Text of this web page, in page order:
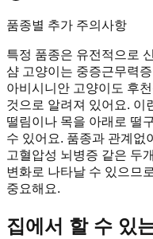
품종별 추가 주의사항
특정 품종은 유전적으로
샴 고양이는 중증근무력
아비시니안 고양이도 후
것으로 알려져 있어요. 이
떨림이나 목을 아래로 떨
수 있어요. 품종과 관계없
고혈압성 뇌병증 같은 두
변화로 나타날 수 있으므
중요해요.
집에서 할 수 있